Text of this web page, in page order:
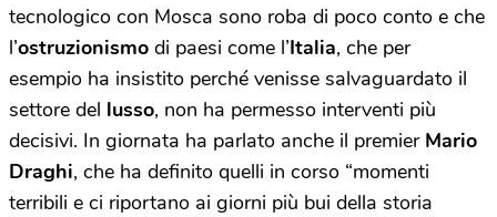
tecnologico con Mosca sono roba di poco conto e che
l’ostruzionismo di paesi come l’Italia, che per
esempio ha insistito perché venisse salvaguardato il
settore del lusso, non ha permesso interventi più
decisivi. In giornata ha parlato anche il premier Mario
Draghi, che ha definito quelli in corso “momenti
terribili e ci riportano ai giorni più bui della storia